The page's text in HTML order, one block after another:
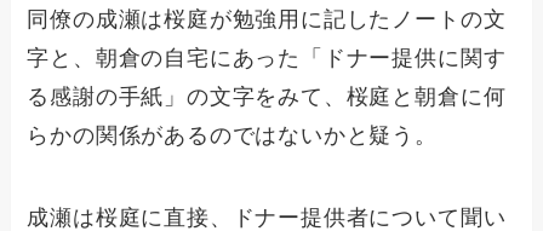
同僚の成瀬は桜庭が勉強用に記したノートの文
字と、朝倉の自宅にあった「ドナー提供に関す
る感謝の手紙」の文字をみて、桜庭と朝倉に何
らかの関係があるのではないかと疑う。
成瀬は桜庭に直接、ドナー提供者について聞い